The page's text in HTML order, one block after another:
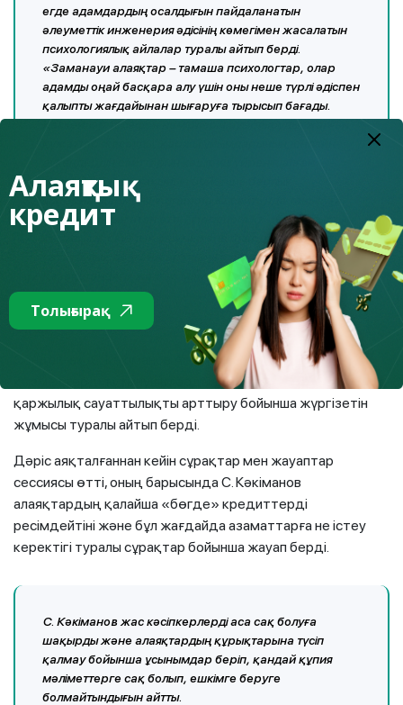
егде адамдардың осалдығын пайдаланатын
әлеуметтік инженерия әдісінің көмегімен жасалатын
психологиялық айлалар туралы айтып берді.
«Заманауи алаяқтар – тамаша психологтар, олар
адамды оңай басқара алу үшін оны неше түрлі әдіспен
қалыпты жағдайынан шығаруға тырысып бағады.
Қаскөйлер телефон нөмірлерін ауыстыруды, жалған
дейді ол. Ол осы тақырып бойынша барлық
материалдармен Fingramota.kz сайтында танысуға
болатындығын атап өтті. Fingramota.kz – бұл халықтың
қаржылық сауатын ашуға және олардың қаржылық
сауаттылық деңгейін арттыруға арналған
Қазақстандағы жалғыз мамандандырылған
медиапортал.
Сондай-ақ, С. Кәкіманов Агенттіктің қаржылық
қызметтерді тұтынушылардың құқықтарын қорғау және
қаржылық сауаттылықты арттыру бойынша жүргізетін
жұмысы туралы айтып берді.
Дәріс аяқталғаннан кейін сұрақтар мен жауаптар
сессиясы өтті, оның барысында С. Кәкіманов
алаяқтардың қалайша «бөгде» кредиттерді
ресімдейтіні және бұл жағдайда азаматтарға не істеу
керектігі туралы сұрақтар бойынша жауап берді.
С. Кәкіманов жас кәсіпкерлерді аса сақ болуға
шақырды және алаяқтардың құрықтарына түсіп
қалмау бойынша ұсынымдар беріп, қандай құпия
мәліметтерге сақ болып, ешкімге беруге
болмайтындығын айтты.
Алаяқтық
кредит
Толығырақ